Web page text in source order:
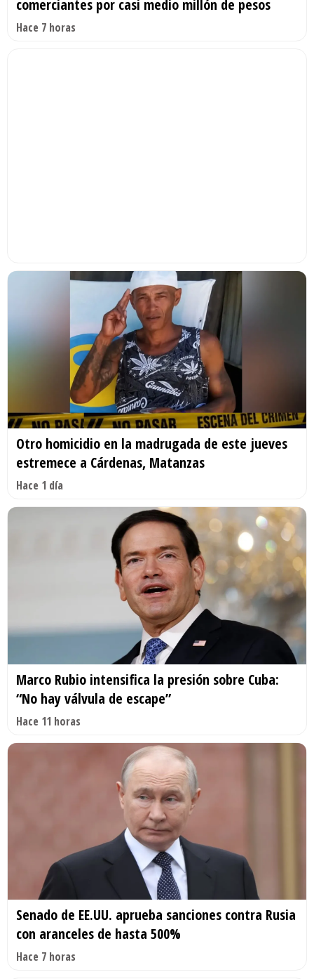
comerciantes por casi medio millón de pesos
Hace 7 horas
Otro homicidio en la madrugada de este jueves
estremece a Cárdenas, Matanzas
Hace 1 día
Marco Rubio intensifica la presión sobre Cuba:
“No hay válvula de escape”
Hace 11 horas
Senado de EE.UU. aprueba sanciones contra Rusia
con aranceles de hasta 500%
Hace 7 horas